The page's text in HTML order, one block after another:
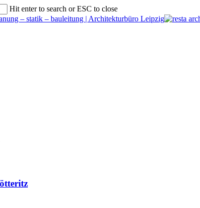
Hit enter to search or ESC to close